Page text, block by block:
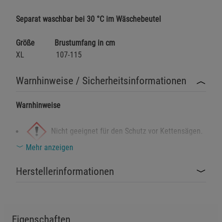
Separat waschbar bei 30 °C im Wäschebeutel
Größe Brustumfang in cm
XL 107-115
Warnhinweise / Sicherheitsinformationen
Warnhinweise
Nicht geeignet für den Schutz vor Kettensägen.
unsachgemäßer Handhabung Hautirritationen
Mehr anzeigen
Herstellerinformationen
Marketing Cookies (3)
Cookie-Informationen
Datenschutzerklärung